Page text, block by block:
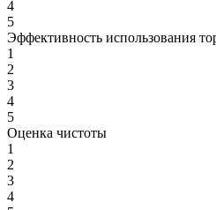
4
5
Эффективность использования
1
2
3
4
5
Оценка чистоты
1
2
3
4